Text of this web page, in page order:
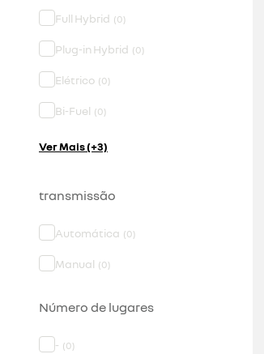
Full Hybrid (0)
Plug-in Hybrid (0)
Elétrico (0)
Bi-Fuel (0)
Ver Mais (+3)
transmissão
Automática (0)
Manual (0)
Número de lugares
- (0)